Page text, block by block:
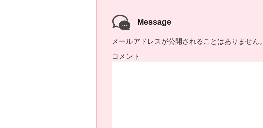
Message
メールアドレスが公開されることはありません。
コメント